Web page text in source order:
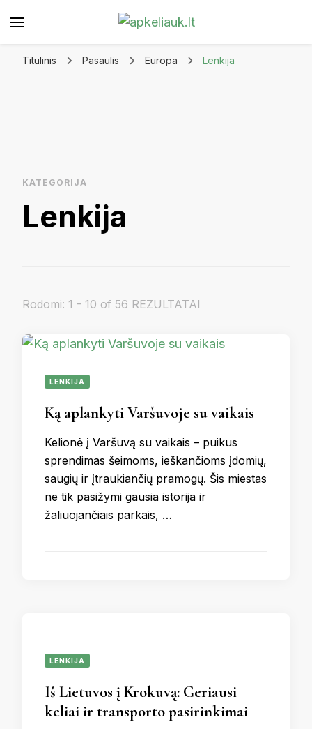
Titulinis Pasaulis Europa Lenkija
KATEGORIJA
Lenkija
Rodomi: 1 - 10 of 56 REZULTATAI
LENKIJA
Ką aplankyti Varšuvoje su vaikais
Kelionė į Varšuvą su vaikais – puikus
sprendimas šeimoms, ieškančioms įdomių,
saugių ir įtraukiančių pramogų. Šis miestas
ne tik pasižymi gausia istorija ir
žaliuojančiais parkais, …
LENKIJA
Iš Lietuvos į Krokuvą: Geriausi
keliai ir transporto pasirinkimai